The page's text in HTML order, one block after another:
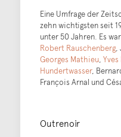
Eine Umfrage der
zehn wichtigsten seit
unter 50 Jahren. Es
Robert Rauschenberg,
Georges Mathieu, Yves
Hundertwasser,
François Arnal und
Outrenoir